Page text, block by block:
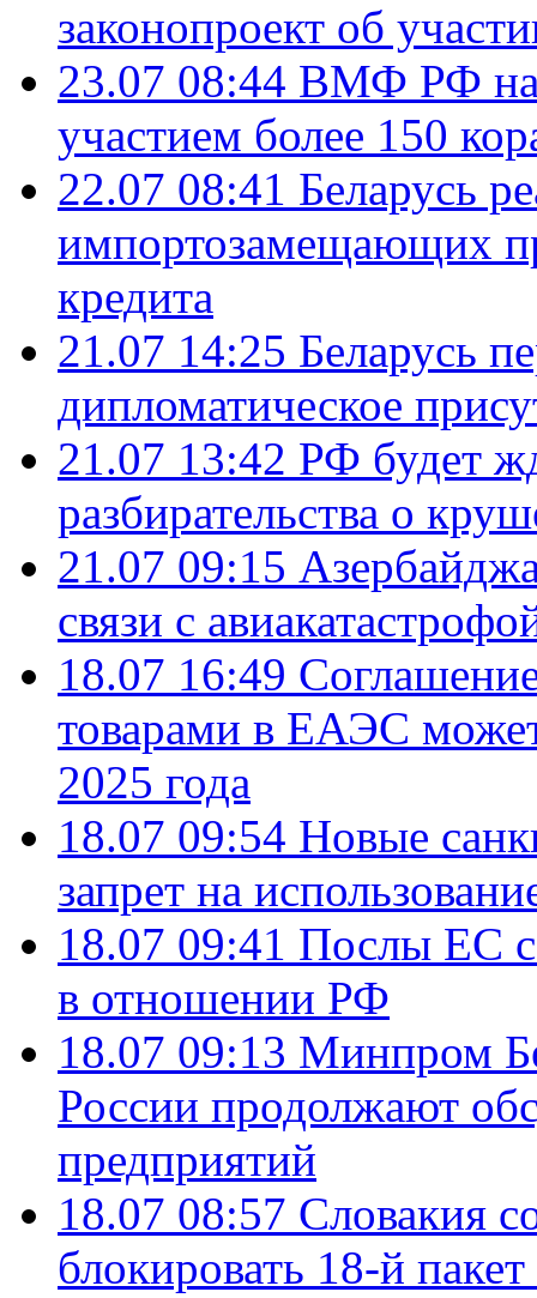
законопроект об
23.07 08:44 ВМФ РФ
участием более 150
22.07 08:41 Беларусь
импортозамещающих
кредита
21.07 14:25 Беларусь
дипломатическое
21.07 13:42 РФ будет
разбирательства о
21.07 09:15
связи с
18.07 16:49
товарами в ЕАЭС
2025 года
18.07 09:54 Новые
запрет на
18.07 09:41 Послы ЕС
в отношении РФ
18.07 09:13 Минпром
России продолжают
предприятий
18.07 08:57 Словакия
блокировать 18-й